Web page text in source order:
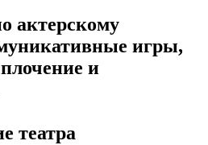
актерскому
игры,
и
театра